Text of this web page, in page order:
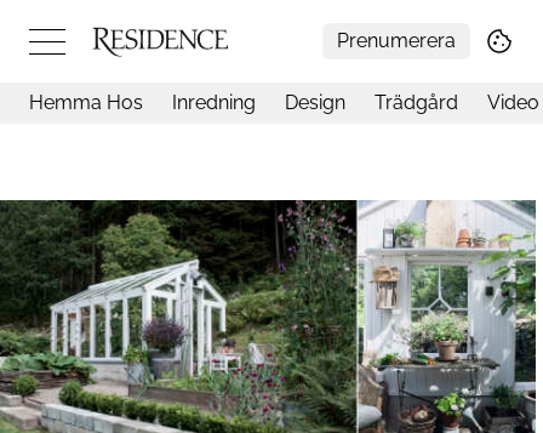
Prenumerera
Design
Trädgård
Video
Inredning
Livsstil
Resor
Mat & Dryck
Influencers
Hemma Hos Inredning Design Trädgård Video